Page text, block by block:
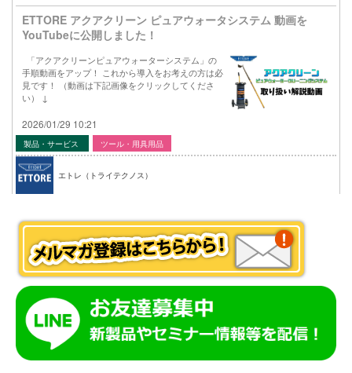
ETTORE アクアクリーン ピュアウォータシステム 動画を
YouTubeに公開しました！
「アクアクリーンピュアウォーターシステム」の
手順動画をアップ！ これから導入をお考えの方は必
見です！ （動画は下記画像をクリックしてくださ
い） ↓
2026/01/29 10:21
製品・サービス ツール・用具用品
エトレ（トライテクノス）